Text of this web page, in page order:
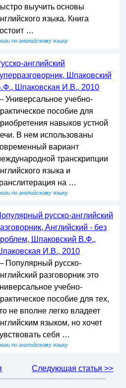
выучить основы
языка. Книга
…
по английскому языку
английский
Шпаковский
Шпаковская И.В., 2010
Универсальное учебно-
пособие для
навыков устной
В нем использованы
вариант
транскрипции
языка и
на …
по английскому языку
русско-английский
Английский - без
Шпаковский В.Ф.,
И.В., 2010
Популярный русско-
разговорник это
учебно-
пособие для тех,
не вполне легко владеет
языком, но хочет
себя …
по английскому языку
Следующая статья >>